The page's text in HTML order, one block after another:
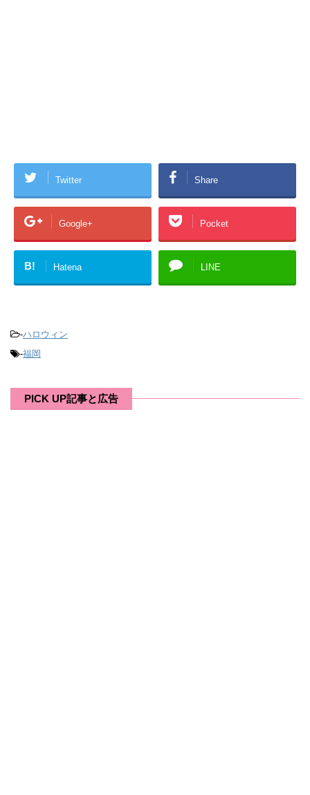
Twitter Share
Google+ Pocket
B! Hatena LINE
-ハロウィン
-福岡
PICK UP記事と広告